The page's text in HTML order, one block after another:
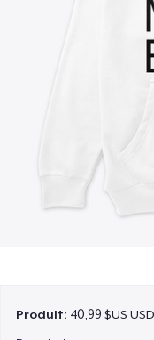
Produit: 40,99 $US